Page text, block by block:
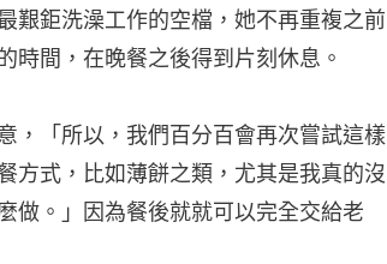
艱鉅洗澡工作的空檔，她不再重複之前
時間，在晚餐之後得到片刻休息。
，「所以，我們百分百會再次嘗試這樣
方式，比如薄餅之類，尤其是我真的沒
做。」因為餐後就就可以完全交給老